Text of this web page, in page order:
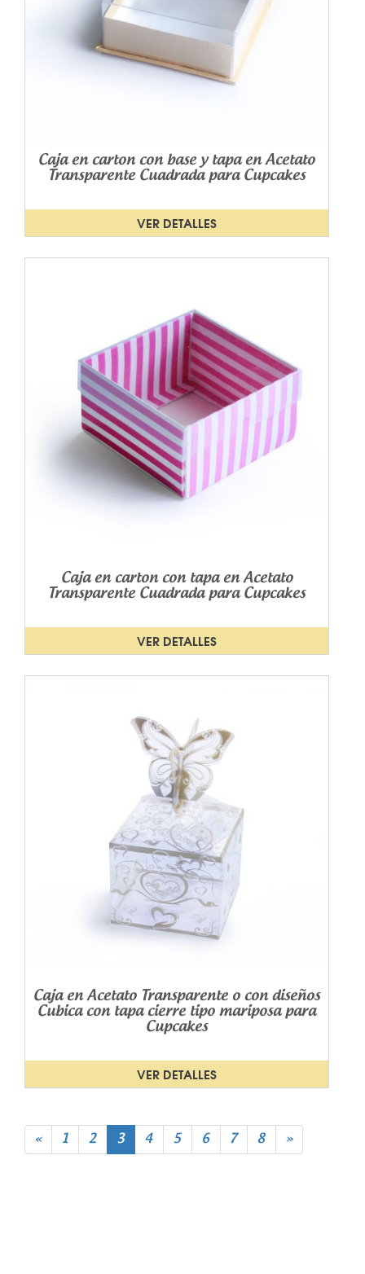
Caja en carton con base y tapa en Acetato
Transparente Cuadrada para Cupcakes
VER DETALLES
Caja en carton con tapa en Acetato
Transparente Cuadrada para Cupcakes
VER DETALLES
Caja en Acetato Transparente o con diseños
Cubica con tapa cierre tipo mariposa para
Cupcakes
VER DETALLES
« 1 2 3 4 5 6 7 8 »